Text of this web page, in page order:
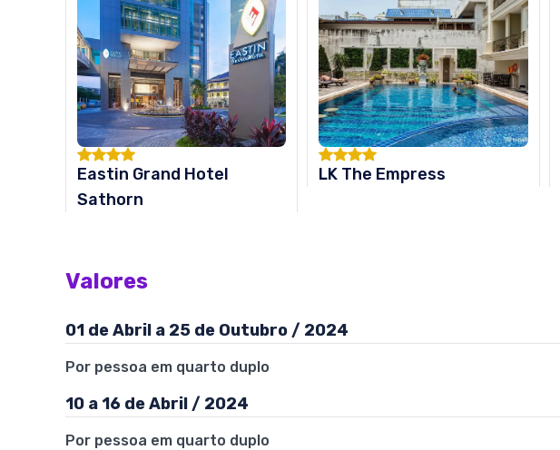
Eastin Grand Hotel
Sathorn
LK The Empress
Valores
01 de Abril a 25 de Outubro / 2024
Por pessoa em quarto duplo
10 a 16 de Abril / 2024
Por pessoa em quarto duplo